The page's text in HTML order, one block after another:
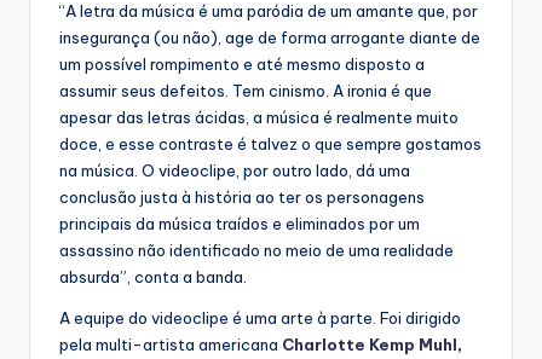
“A letra da música é uma paródia de um amante que, por
insegurança (ou não), age de forma arrogante diante de
um possível rompimento e até mesmo disposto a
assumir seus defeitos. Tem cinismo. A ironia é que
apesar das letras ácidas, a música é realmente muito
doce, e esse contraste é talvez o que sempre gostamos
na música. O videoclipe, por outro lado, dá uma
conclusão justa à história ao ter os personagens
principais da música traídos e eliminados por um
assassino não identificado no meio de uma realidade
absurda”, conta a banda.
A equipe do videoclipe é uma arte à parte. Foi dirigido
pela multi-artista americana Charlotte Kemp Muhl,